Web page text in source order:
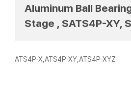
Aluminum Ball
Stage , SATS4P-XY,
ATS4P-X,ATS4P-XY,ATS4P-XYZ